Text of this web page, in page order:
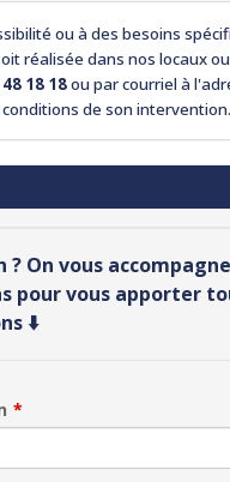
ou à des besoins
réalisée dans nos locaux
18 18ou par courriel à
de son intervention.
On vous
pour vous apporter
⬇️